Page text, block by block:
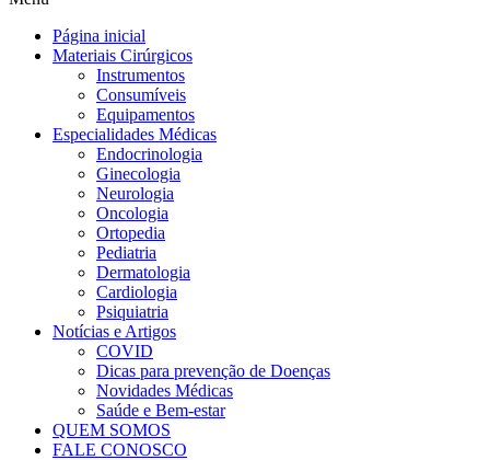
Página inicial
Materiais Cirúrgicos
Instrumentos
Consumíveis
Equipamentos
Especialidades Médicas
Endocrinologia
Ginecologia
Neurologia
Oncologia
Ortopedia
Pediatria
Dermatologia
Cardiologia
Psiquiatria
Notícias e Artigos
COVID
Dicas para prevenção de Doenças
Novidades Médicas
Saúde e Bem-estar
QUEM SOMOS
FALE CONOSCO